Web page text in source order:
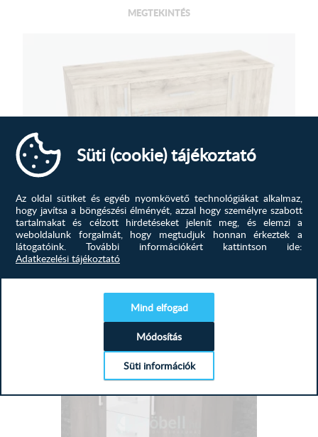
MEGTEKINTÉS
Radka Sanremo komód
Úgy érzi nincs hely, ahova pakolhatna? Semmi gond!
Komód kínálatunk színes,...
110 900Ft
MEGTEKINTÉS
Süti (cookie) tájékoztató
Az oldal sütiket és egyéb nyomkövető technológiákat alkalmaz,
hogy javítsa a böngészési élményét, azzal hogy személyre szabott
tartalmakat és célzott hirdetéseket jelenít meg, és elemzi a
weboldalunk forgalmát, hogy megtudjuk honnan érkeztek a
látogatóink.
További információkért kattintson ide:
Adatkezelési tájékoztató
Mind elfogad
Módosítás
Süti információk